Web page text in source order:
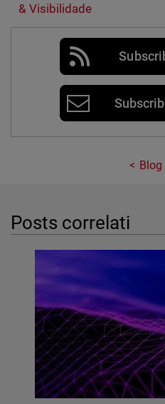
& Visibilidade
Posts correlati